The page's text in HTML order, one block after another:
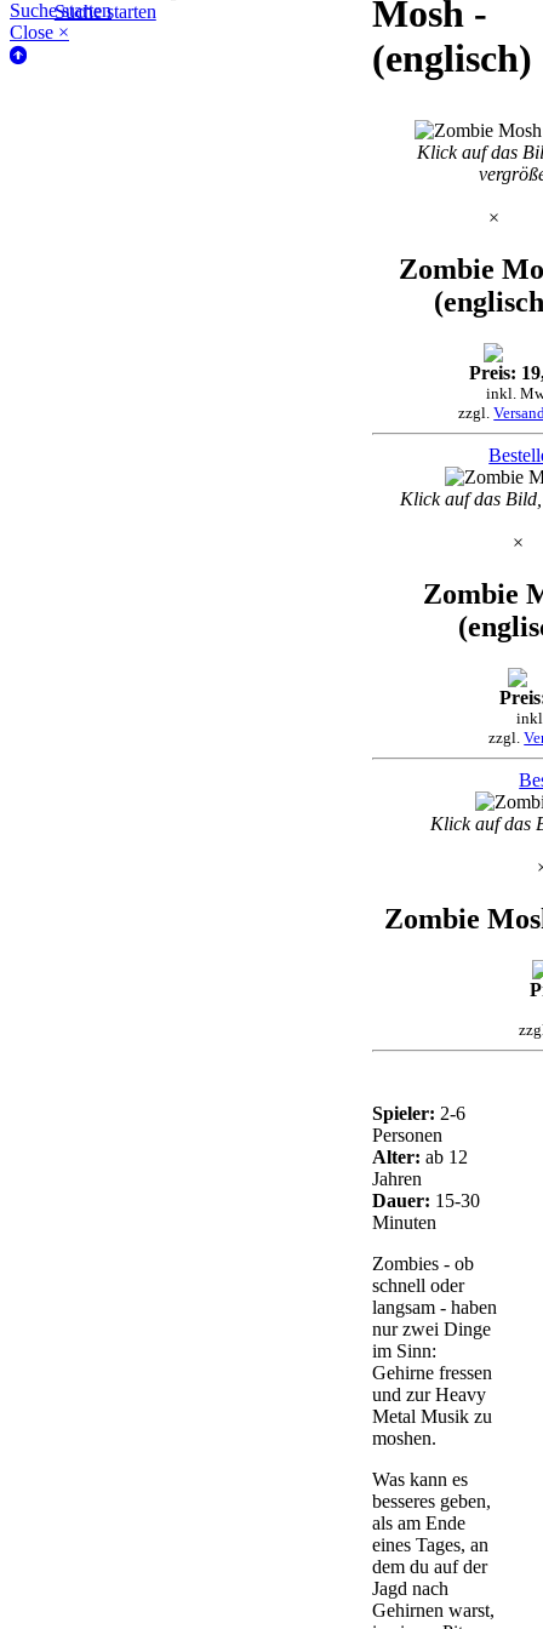
Suche starten
Suche starten
Close ×
Mosh -
(englisch)
Klick auf das
×
Zombie
Preis:
inkl.
zzgl.
Klick auf das
×
Zombie
zzgl.
Klick auf das
Zombie
Spieler: 2-6
Personen
Alter: ab 12
Jahren
Dauer: 15-30
Minuten
Zombies - ob
schnell oder
langsam - haben
nur zwei Dinge
im Sinn:
Gehirne fressen
und zur Heavy
Metal Musik zu
moshen.
Was kann es
besseres geben,
als am Ende
eines Tages, an
dem du auf der
Jagd nach
Gehirnen warst,